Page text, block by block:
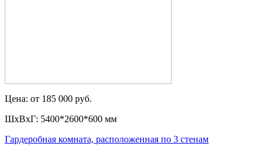
Цена: от 185 000 руб.
ШxВxГ: 5400*2600*600 мм
Гардеробная комната, расположенная по 3 стенам